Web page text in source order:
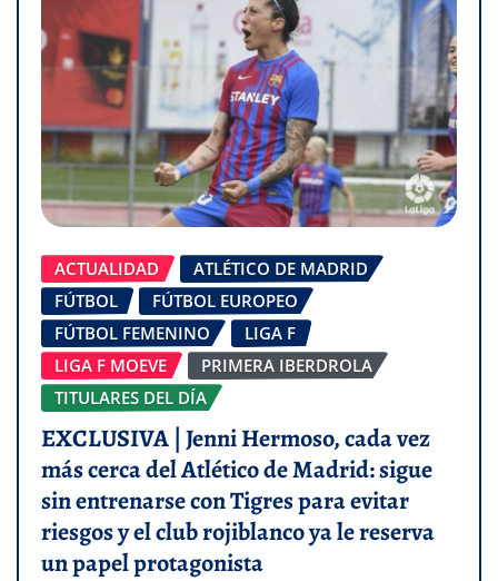
ACTUALIDAD
ATLÉTICO DE MADRID
FÚTBOL
FÚTBOL EUROPEO
FÚTBOL FEMENINO
LIGA F
LIGA F MOEVE
PRIMERA IBERDROLA
TITULARES DEL DÍA
EXCLUSIVA | Jenni Hermoso, cada vez
más cerca del Atlético de Madrid: sigue
sin entrenarse con Tigres para evitar
riesgos y el club rojiblanco ya le reserva
un papel protagonista